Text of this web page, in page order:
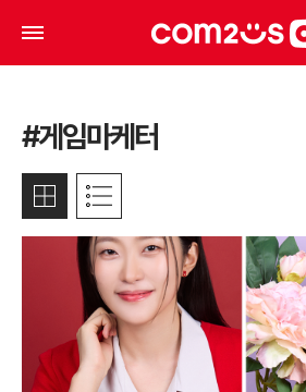
#게임마케터